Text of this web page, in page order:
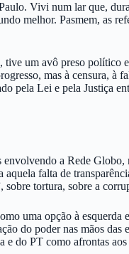
Vivi num lar que,
melhor. Pasmem, as
um avô preso político
mas à censura, à
pela Lei e pela Justiça
a Rede Globo,
falta de
sobre tortura, sobre a
uma opção à
do poder nas mãos
do PT como afrontas